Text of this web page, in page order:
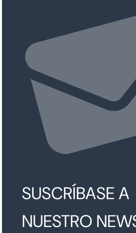
SUSCRÍBASE A
NUESTRO